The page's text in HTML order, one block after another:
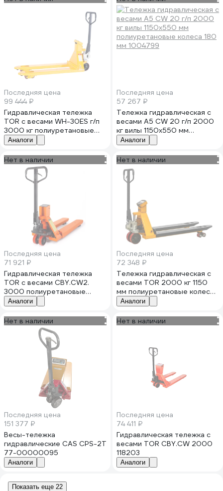
Последняя цена
99 444 ₽
Гидравлическая тележка
TOR с весами WH-30ES г/п
3000 кг полиуретановые
колеса 1012052
Аналоги
Последняя цена
57 267 ₽
Тележка гидравлическая с
весами А5 CW 20 г/п 2000
кг вилы 1150х550 мм
полиуретановые колеса 180
мм 1004799
Аналоги
Нет в наличии
Последняя цена
71 921 ₽
Гидравлическая тележка
TOR с весами CBY.CW2.
3000 полиуретановые
колеса 1012054
Аналоги
Нет в наличии
Последняя цена
72 348 ₽
Тележка гидравлическая с
весами TOR 2000 кг 1150
мм полиуретановые колеса
XILIN BFC20 1050529
Аналоги
Нет в наличии
Последняя цена
151 377 ₽
Весы-тележка
гидравлические CAS CPS-2T
77-00000095
Аналоги
Нет в наличии
Последняя цена
74 411 ₽
Гидравлическая тележка с
весами TOR CBY.CW 2000
118203
Аналоги
Показать еще 22